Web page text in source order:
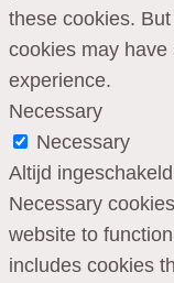
these cookies.
cookies may
experience.
Necessary
Necessary
Altijd ingeschakeld
Necessary
website to
includes cookies